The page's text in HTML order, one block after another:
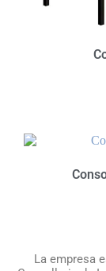
La empresa